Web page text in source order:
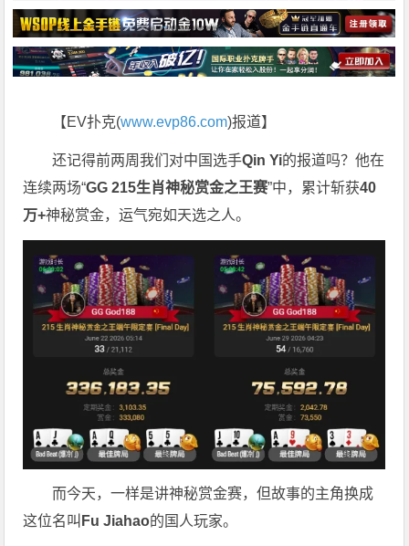
【EV扑克(www.evp86.com)报道】
还记得前两周我们对中国选手Qin Yi的报道吗？他在
连续两场“GG 215生肖神秘赏金之王赛”中，累计斩获40
万+神秘赏金，运气宛如天选之人。
而今天，一样是讲神秘赏金赛，但故事的主角换成
这位名叫 Fu Jiahao的国人玩家。